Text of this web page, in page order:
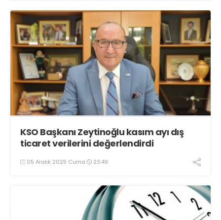
KSO Başkanı Zeytinoğlu kasım ayı dış
ticaret verilerini değerlendirdi
05 Aralık 2025 Cuma 23:49